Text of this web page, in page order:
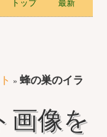
» 蜂の巣のイラ
画像を